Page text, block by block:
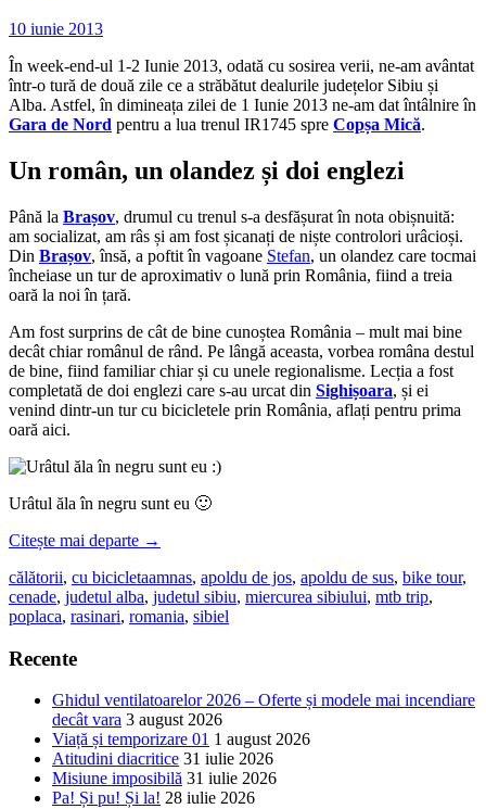
10 iunie 2013
În week-end-ul 1-2 Iunie 2013, odată cu sosirea verii, ne-am avântat
într-o tură de două zile ce a străbătut dealurile județelor Sibiu și
Alba. Astfel, în dimineața zilei de 1 Iunie 2013 ne-am dat întâlnire în
Gara de Nord pentru a lua trenul IR1745 spre Copșa Mică.
Un român, un olandez și doi englezi
Până la Brașov, drumul cu trenul s-a desfășurat în nota obișnuită:
am socializat, am râs și am fost șicanați de niște controlori urâcioși.
Din Brașov, însă, a poftit în vagoane Stefan, un olandez care tocmai
încheiase un tur de aproximativ o lună prin România, fiind a treia
oară la noi în țară.
Am fost surprins de cât de bine cunoștea România – mult mai bine
decât chiar românul de rând. Pe lângă aceasta, vorbea româna destul
de bine, fiind familiar chiar și cu unele regionalisme. Lecția a fost
completată de doi englezi care s-au urcat din Sighișoara, și ei
venind dintr-un tur cu bicicletele prin România, aflați pentru prima
oară aici.
Urâtul ăla în negru sunt eu 🙂
Citește mai departe →
călătorii, cu bicicletaamnas, apoldu de jos, apoldu de sus, bike tour,
cenade, judetul alba, judetul sibiu, miercurea sibiului, mtb trip,
poplaca, rasinari, romania, sibiel
Recente
Ghidul ventilatoarelor 2026 – Oferte și modele mai incendiare
decât vara 3 august 2026
Viață și temporizare 01 1 august 2026
Atitudini diacritice 31 iulie 2026
Misiune imposibilă 31 iulie 2026
Pa! Și pu! Și la! 28 iulie 2026